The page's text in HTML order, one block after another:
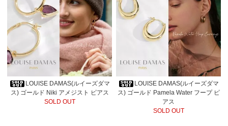
LOUISE DAMAS(ルイーズダマ
ス) ゴールド Niki アメジスト ピアス
SOLD OUT
LOUISE DAMAS(ルイーズダマ
ス) ゴールド Pamela Water フープ ピ
アス
SOLD OUT